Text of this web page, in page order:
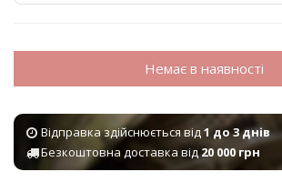
Немає в наявності
Відправка здійснюється від1 до 3 днів
Безкоштовна доставка від20 000 грн